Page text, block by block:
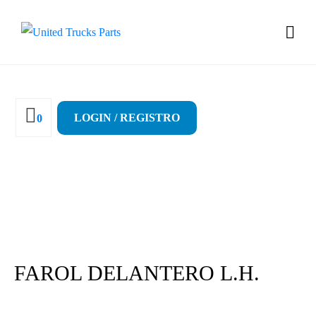
0 LOGIN / REGISTRO
FAROL DELANTERO L.H.